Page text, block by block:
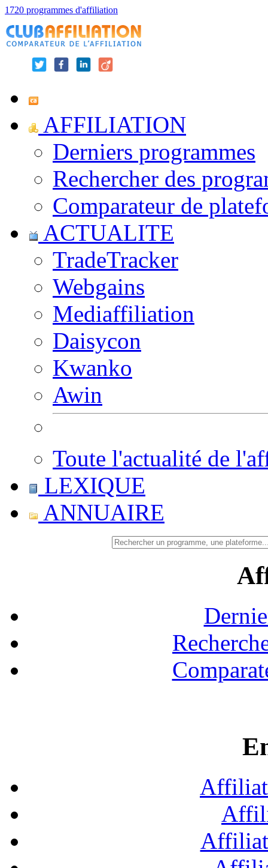
1720 programmes d'affiliation
AFFILIATION
Derniers programmes
Rechercher des
Comparateur de
ACTUALITE
TradeTracker
Webgains
Mediaffiliation
Daisycon
Kwanko
Awin
Toute l'actualité de
LEXIQUE
ANNUAIRE